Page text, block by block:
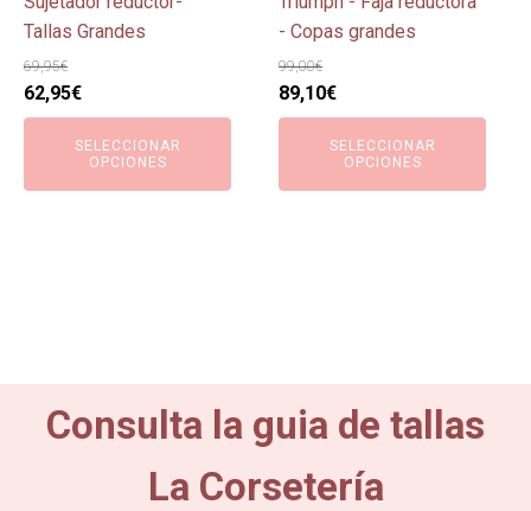
Tallas Grandes
69,95€
El
precio
original
62,95€El
precio
actual
SELECCIONAR
OPCIONES
la
página
de
producto
- Copas grandes
99,00€
El
precio
original
89,10€El
precio
actual
SELECCIONAR
OPCIONES
la
página
de
producto
Consulta la guia de tallas
La Corsetería